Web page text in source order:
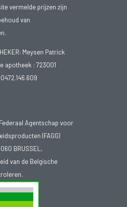
vermelde prijzen zijn
van
Meysen Patrick
apotheek : 723001
Agentschap voor
(FAGG)
BRUSSEL,
van de Belgische